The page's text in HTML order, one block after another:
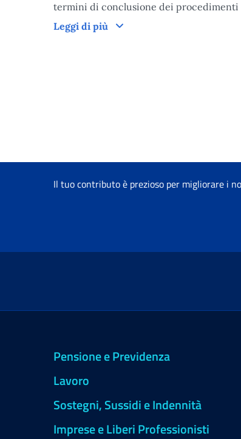
termini di conclusione dei procedimenti
Leggi di più
Tempi di lavorazione del
Il tuo contributo è prezioso per migliorare i
Pensione e Previdenza
Lavoro
Sostegni, Sussidi e Indennità
Imprese e Liberi Professionisti